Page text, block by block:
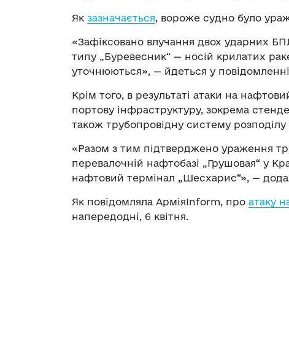
Як зазначається, вороже судно було
«Зафіксовано влучання двох ударних
типу „Буревесник“ — носій крилатих
уточнюються», — йдеться у
Крім того, в результаті атаки на
портову інфраструктуру, зокрема
також трубопровідну систему
«Разом з тим підтверджено ураження
перевалочній нафтобазі „Грушовая“ у
нафтовий термінал „Шесхарис“», —
Як повідомляла АрміяInform, про атаку
напередодні, 6 квітня.